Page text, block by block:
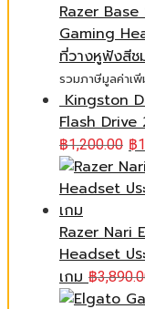
Razer
Gaming
ที่วางหูฟังสีช
รวมภาษีมูลค่าเพิ่
Kingston
Flash Drive
฿1,200.00 ฿
Razer Nari
Headset ป
เกม ฿